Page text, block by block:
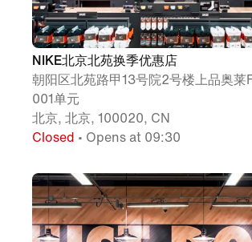
NIKE北京北苑换季优惠店
朝阳区北苑路甲13号院2号楼上品奥
001单元
北京, 北京, 100020, CN
Closed • Opens at 09:30